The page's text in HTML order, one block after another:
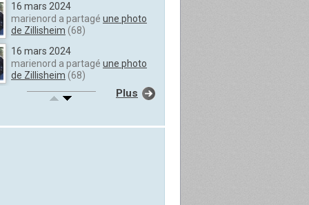
16 mars 2024
marienord a partagé une photo
de Zillisheim (68)
16 mars 2024
marienord a partagé une photo
de Zillisheim (68)
16 mars 2024
Plus